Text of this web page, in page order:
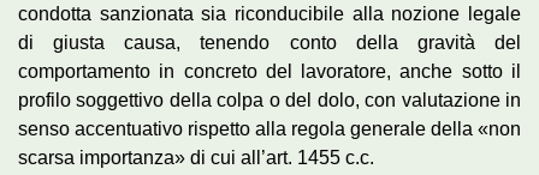
condotta sanzionata sia riconducibile alla nozione legale
di giusta causa, tenendo conto della gravità del
comportamento in concreto del lavoratore, anche sotto il
profilo soggettivo della colpa o del dolo, con valutazione in
senso accentuativo rispetto alla regola generale della «non
scarsa importanza» di cui all’art. 1455 c.c.